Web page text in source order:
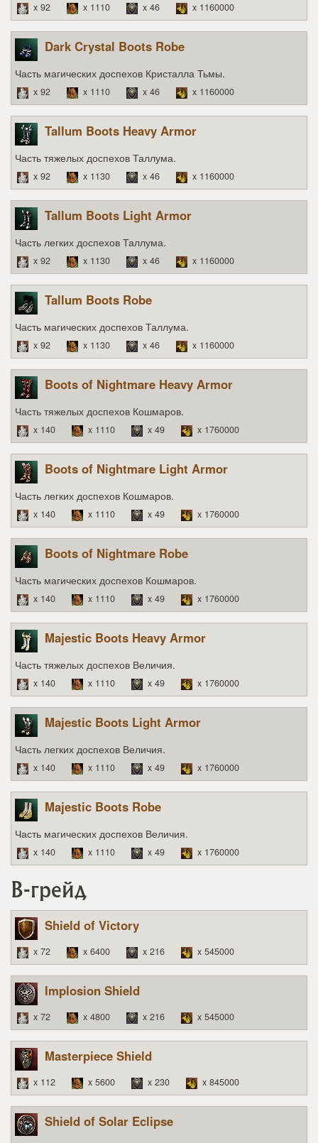
x 92 x 1110 x 46 x 1160000
Dark Crystal Boots Robe
Часть магических доспехов Кристалла Тьмы.
x 92 x 1110 x 46 x 1160000
Tallum Boots Heavy Armor
Часть тяжелых доспехов Таллума.
x 92 x 1130 x 46 x 1160000
Tallum Boots Light Armor
Часть легких доспехов Таллума.
x 92 x 1130 x 46 x 1160000
Tallum Boots Robe
Часть магических доспехов Таллума.
x 92 x 1130 x 46 x 1160000
Boots of Nightmare Heavy Armor
Часть тяжелых доспехов Кошмаров.
x 140 x 1110 x 49 x 1760000
Boots of Nightmare Light Armor
Часть легких доспехов Кошмаров.
x 140 x 1110 x 49 x 1760000
Boots of Nightmare Robe
Часть магических доспехов Кошмаров.
x 140 x 1110 x 49 x 1760000
Majestic Boots Heavy Armor
Часть тяжелых доспехов Величия.
x 140 x 1110 x 49 x 1760000
Majestic Boots Light Armor
Часть легких доспехов Величия.
x 140 x 1110 x 49 x 1760000
Majestic Boots Robe
Часть магических доспехов Величия.
x 140 x 1110 x 49 x 1760000
B-грейд
Shield of Victory
x 72 x 6400 x 216 x 545000
Implosion Shield
x 72 x 4800 x 216 x 545000
Masterpiece Shield
x 112 x 5600 x 230 x 845000
Shield of Solar Eclipse